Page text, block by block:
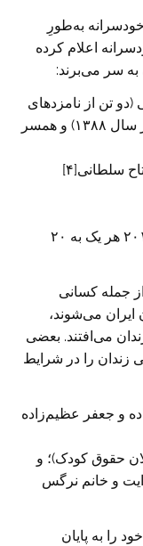
به‌طورِ
اعلام کرده
به سر می‌برند:
تن از نامزدهای
انتخابات مورد اختلاف ریاست جمهوری در سال ۱۳۸۸) و همسر
• آقایان محمد صدیق کبودوند [۳] و عبدالفتاح سلطانی[۴]
• هفت رهبر جامعه‌ی بهایی که در سال ۲۰۱۰ هر یک به ۲۰
جمله کسانی
می‌شوند،
می‌افتند. بعضی
زندان را در شرایط
و جعفر عظیم‌زاده
حقوق کودک)؛ و
بهاره هدایت و خانم نرگس
را به پایان